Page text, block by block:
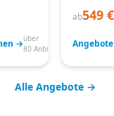
→über
80 Anbieter
ab549 €
Alle Angebote →